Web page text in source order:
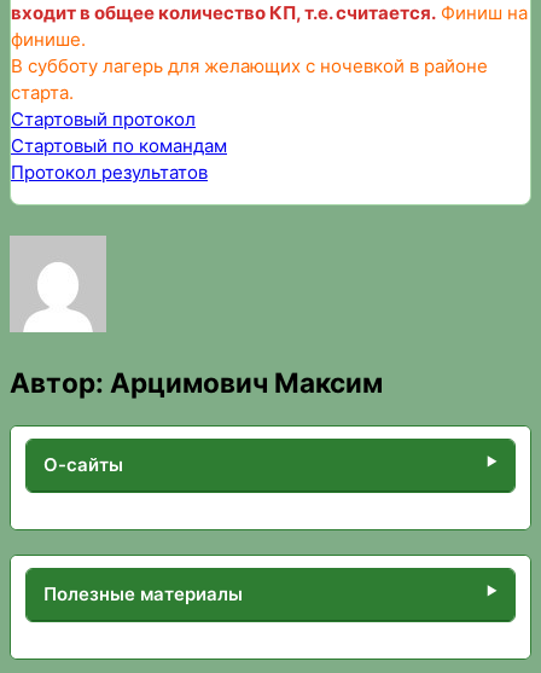
входит в общее количество КП, т.е. считается. Финиш на
финише.
В субботу лагерь для желающих с ночевкой в районе
старта.
Стартовый протокол
Стартовый по командам
Протокол результатов
Автор: Арцимович Максим
О-сайты
Полезные материалы